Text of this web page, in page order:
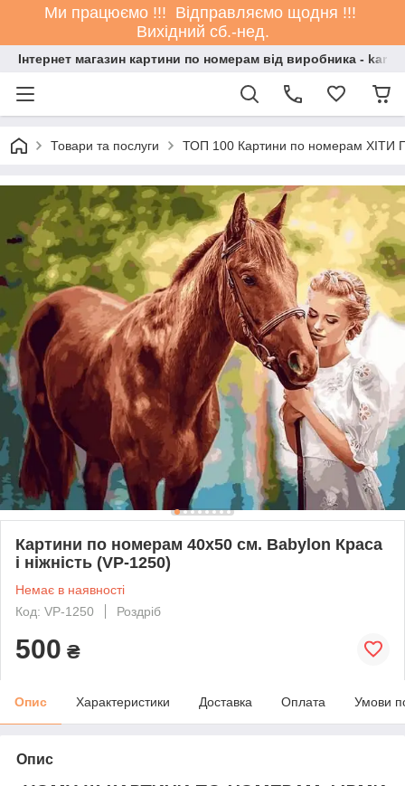
Ми працюємо !!! Відправляємо щодня !!!
Вихідний сб.-нед.
Інтернет магазин картини по номерам від виробника -
Товари та послуги ТОП 100 Картини по номерам ХІТИ
Картини по номерам 40х50 см. Babylon Краса
і ніжність (VP-1250)
Немає в наявності
Код: VP-1250
Роздріб
500 ₴
Опис Характеристики Доставка Оплата Умови
Опис